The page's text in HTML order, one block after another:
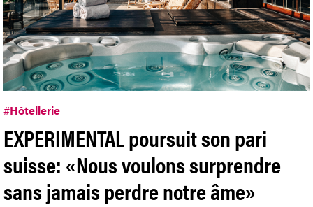
#Hôtellerie
EXPERIMENTAL poursuit son pari
suisse: «Nous voulons surprendre
sans jamais perdre notre âme»